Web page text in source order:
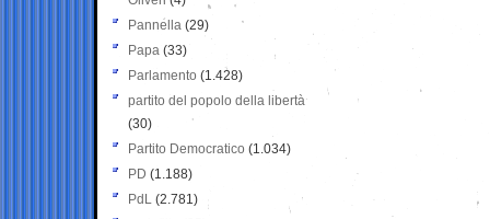
Pannella (29)
Papa (33)
Parlamento (1.428)
partito del popolo della libertà
(30)
Partito Democratico (1.034)
PD (1.188)
PdL (2.781)